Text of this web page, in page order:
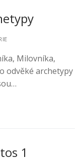
Milovníka,
odvěké archetypy
1